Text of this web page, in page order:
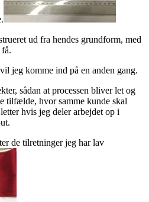
ud fra hendes grundform, med
jeg komme ind på en anden gang.
sådan at processen bliver let og
tilfælde, hvor samme kunde skal
hvis jeg deler arbejdet op i
de tilretninger jeg har lav